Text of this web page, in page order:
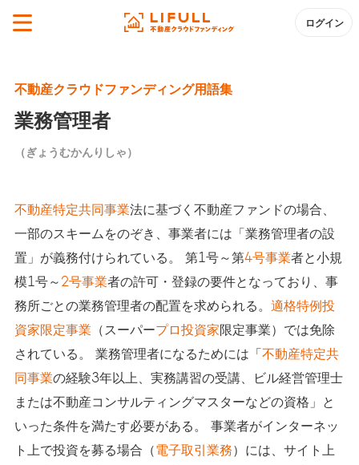
ログイン
不動産クラウドファンディング用語集
業務管理者
（ぎょうむかんりしゃ）
不動産特定共同事業法に基づく不動産ファンドの場合、
一部のスキームをのぞき、事業者には「業務管理者の設
置」が義務付けられている。 第1号～第4号事業者と小規
模1号～ 2号事業者の許可・登録の要件となっており、事
務所ごとの業務管理者の配置を求められる。 適格特例投
資家限定事業 （スーパープロ投資家限定事業）では免除
されている。 業務管理者になるためには「不動産特定共
同事業の経験3年以上、実務講習の受講、ビル経営管理士
または不動産コンサルティングマスターなどの資格」と
いった条件を満たす必要がある。 事業者がインターネッ
ト上で投資を募る場合（電子取引業務）には、サイト上